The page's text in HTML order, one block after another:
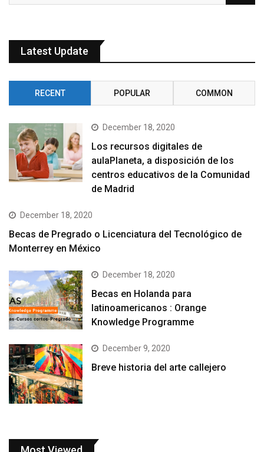
Latest Update
RECENT POPULAR COMMON
December 18, 2020
Los recursos digitales de
aulaPlaneta, a disposición de los
centros educativos de la Comunidad
de Madrid
December 18, 2020
Becas de Pregrado o Licenciatura del Tecnológico de
Monterrey en México
December 18, 2020
Becas en Holanda para
latinoamericanos : Orange
Knowledge Programme
December 9, 2020
Breve historia del arte callejero